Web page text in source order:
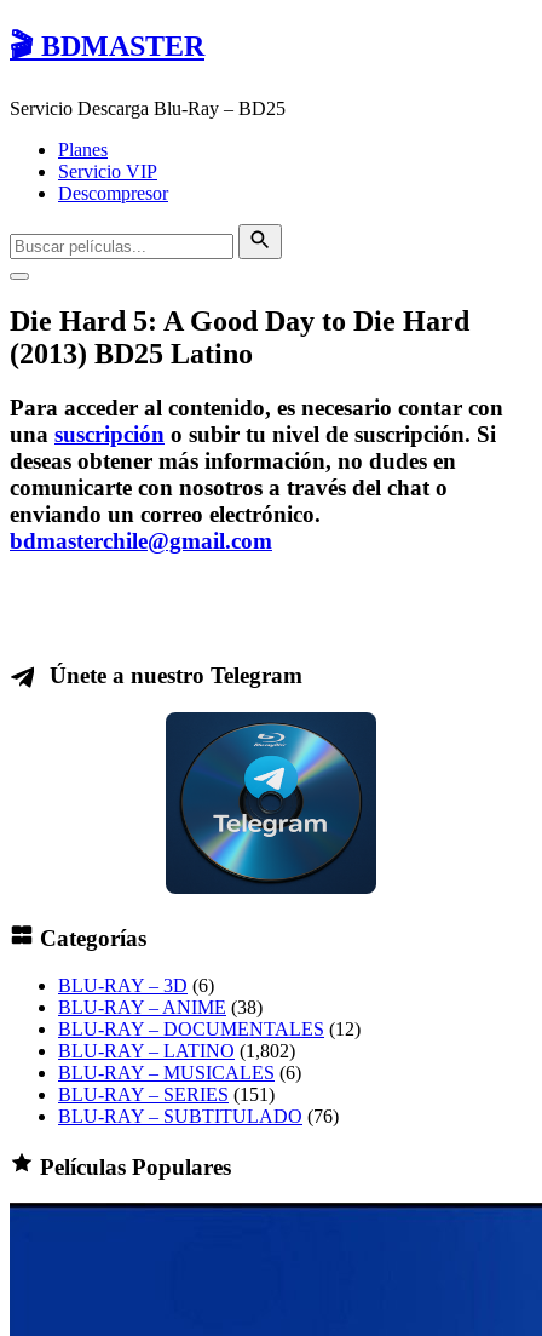
🎬 BDMASTER
Servicio Descarga Blu-Ray – BD25
Planes
Servicio VIP
Descompresor
Die Hard 5: A Good Day to Die Hard
(2013) BD25 Latino
Para acceder al contenido, es necesario contar con
una suscripción o subir tu nivel de suscripción. Si
deseas obtener más información, no dudes en
comunicarte con nosotros a través del chat o
enviando un correo electrónico.
bdmasterchile@gmail.com
Únete a nuestro Telegram
Categorías
BLU-RAY – 3D (6)
BLU-RAY – ANIME (38)
BLU-RAY – DOCUMENTALES (12)
BLU-RAY – LATINO (1,802)
BLU-RAY – MUSICALES (6)
BLU-RAY – SERIES (151)
BLU-RAY – SUBTITULADO (76)
Películas Populares